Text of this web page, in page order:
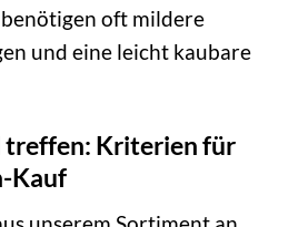
oft mildere
und eine leicht kaubare
treffen: Kriterien für
Kauf